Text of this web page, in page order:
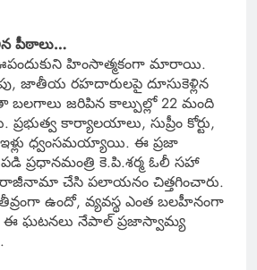
పీఠాలు…
హింసాత్మకంగా మారాయి.
జాతీయ రహదారులపై దూసుకెళ్లిన
బలగాలు జరిపిన కాల్పుల్లో 22 మంది
కార్యాలయాలు, సుప్రీం కోర్టు,
ధ్వంసమయ్యాయి. ఈ ప్రజా
ప్రధానమంత్రి కె.పి.శర్మ ఓలీ సహా
రాజీనామా చేసి పలాయనం చిత్తగించారు.
ఉందో, వ్యవస్థ ఎంత బలహీనంగా
ఈ ఘటనలు నేపాల్ ప్రజాస్వామ్య